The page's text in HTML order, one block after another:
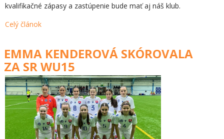
kvalifikačné zápasy a zastúpenie bude mať aj náš klub.
Celý článok
EMMA KENDEROVÁ SKÓROVALA
ZA SR WU15